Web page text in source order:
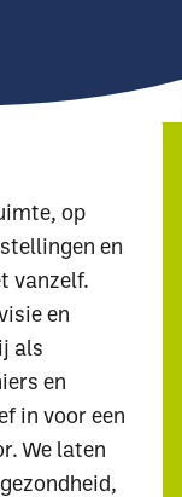
op
en
vanzelf.
en
als
en
in voor een
We laten